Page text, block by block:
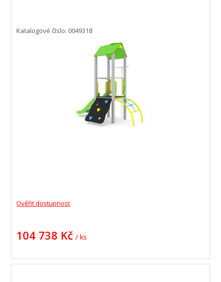
Katalogové číslo: 0049318
Ověřit dostupnost
104 738 Kč / ks